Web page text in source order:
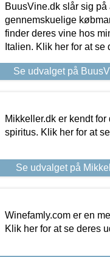
BuusVine.dk slår sig
gennemskuelige
finder deres vine hos
Italien. Klik her for at se
Se udvalget på
Mikkeller.dk er kendt
spiritus. Klik her for at
Se udvalget på
Winefamly.com er en
Klik her for at se deres